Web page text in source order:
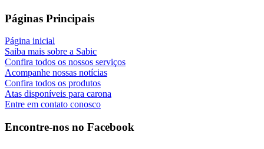
Páginas Principais
Página inicial
Saiba mais sobre a Sabic
Confira todos os nossos serviços
Acompanhe nossas notícias
Confira todos os produtos
Atas disponíveis para carona
Entre em contato conosco
Encontre-nos no Facebook